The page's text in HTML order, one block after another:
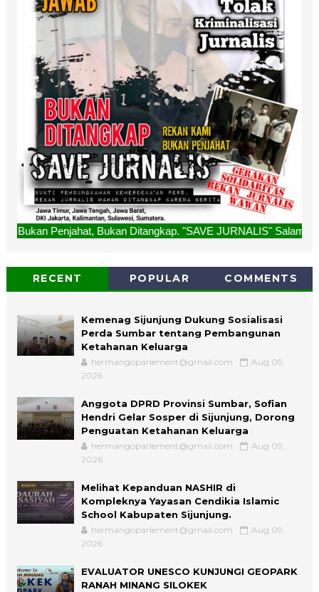
Bukan Ditangkap. "SAVE JURNALIS" Salam Redaksi
RECENT POPULAR COMMENTS
Kemenag Sijunjung Dukung Sosialisasi
Perda Sumbar tentang Pembangunan
Ketahanan Keluarga
hermangoparlement@gmail.com
Aug 09,
2026
Anggota DPRD Provinsi Sumbar, Sofian
Hendri Gelar Sosper di Sijunjung, Dorong
Penguatan Ketahanan Keluarga
hermangoparlement@gmail.com
Aug 09,
2026
Melihat Kepanduan NASHIR di
Kompleknya Yayasan Cendikia Islamic
School Kabupaten Sijunjung.
hermangoparlement@gmail.com
Aug 09,
2026
EVALUATOR UNESCO KUNJUNGI GEOPARK
RANAH MINANG SILOKEK